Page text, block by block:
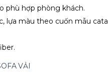
phù hợp phòng khách.
lựa màu theo cuốn mẫu
VẢI